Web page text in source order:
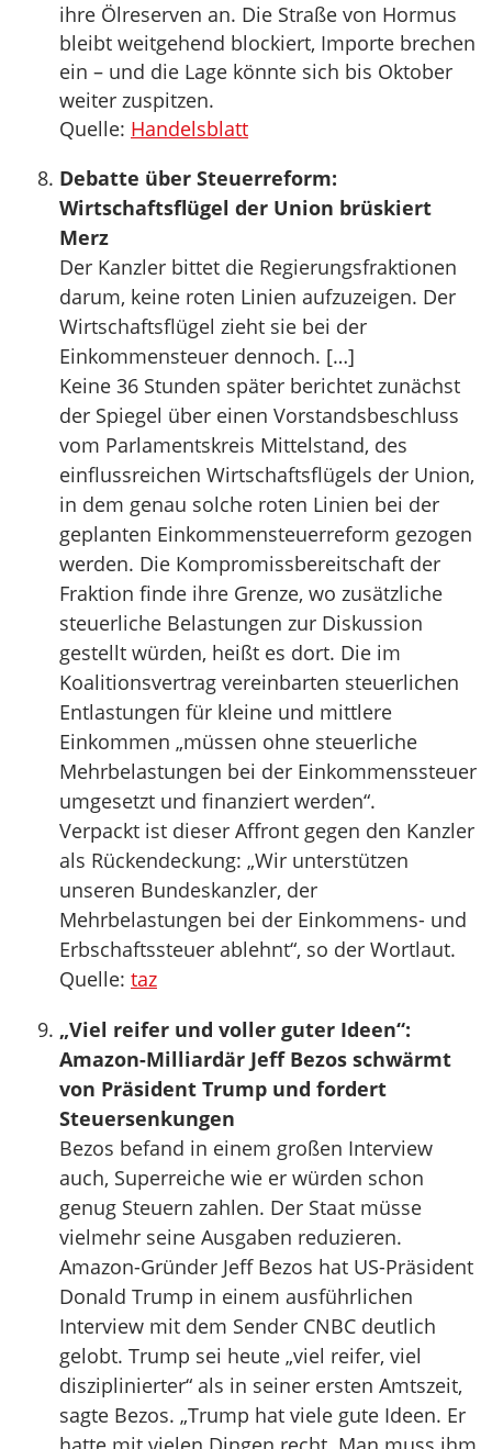
ihre Ölreserven an. Die Straße von Hormus
bleibt weitgehend blockiert, Importe brechen
ein – und die Lage könnte sich bis Oktober
weiter zuspitzen.
Quelle: Handelsblatt
Debatte über Steuerreform:
Wirtschaftsflügel der Union brüskiert
Merz
Der Kanzler bittet die Regierungsfraktionen
darum, keine roten Linien aufzuzeigen. Der
Wirtschaftsflügel zieht sie bei der
Einkommensteuer dennoch. […]
Keine 36 Stunden später berichtet zunächst
der Spiegel über einen Vorstandsbeschluss
vom Parlamentskreis Mittelstand, des
einflussreichen Wirtschaftsflügels der Union,
in dem genau solche roten Linien bei der
geplanten Einkommensteuerreform gezogen
werden. Die Kompromissbereitschaft der
Fraktion finde ihre Grenze, wo zusätzliche
steuerliche Belastungen zur Diskussion
gestellt würden, heißt es dort. Die im
Koalitionsvertrag vereinbarten steuerlichen
Entlastungen für kleine und mittlere
Einkommen „müssen ohne steuerliche
Mehrbelastungen bei der Einkommenssteuer
umgesetzt und finanziert werden“.
Verpackt ist dieser Affront gegen den Kanzler
als Rückendeckung: „Wir unterstützen
unseren Bundeskanzler, der
Mehrbelastungen bei der Einkommens- und
Erbschaftssteuer ablehnt“, so der Wortlaut.
Quelle: taz
„Viel reifer und voller guter Ideen“:
Amazon-Milliardär Jeff Bezos schwärmt
von Präsident Trump und fordert
Steuersenkungen
Bezos befand in einem großen Interview
auch, Superreiche wie er würden schon
genug Steuern zahlen. Der Staat müsse
vielmehr seine Ausgaben reduzieren.
Amazon-Gründer Jeff Bezos hat US-Präsident
Donald Trump in einem ausführlichen
Interview mit dem Sender CNBC deutlich
gelobt. Trump sei heute „viel reifer, viel
disziplinierter“ als in seiner ersten Amtszeit,
sagte Bezos. „Trump hat viele gute Ideen. Er